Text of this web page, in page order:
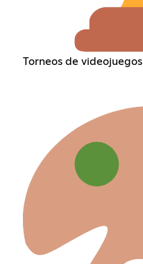
Torneos de videojuegos